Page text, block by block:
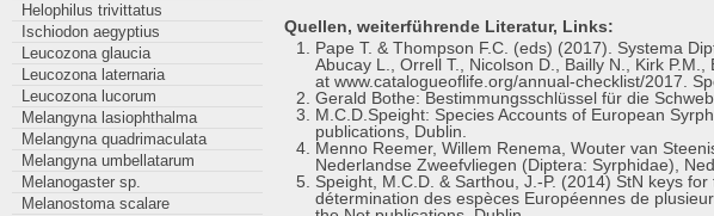
Quellen, weiterführende Literatur, Links:
Pape T. & Thompson F.C. (eds) (2017). Systema
Abucay L., Orrell T., Nicolson D., Bailly N., Kirk
at www.catalogueoflife.org/annual-checklist/2017.
Gerald Bothe: Bestimmungsschlüssel für die
M.C.D.Speight: Species Accounts of European
publications, Dublin.
Menno Reemer, Willem Renema, Wouter van
Nederlandse Zweefvliegen (Diptera: Syrphidae),
Speight, M.C.D. & Sarthou, J.-P. (2014) StN keys
détermination des espèces Européennes de
Helophilus trivittatus
Ischiodon aegyptius
Leucozona glaucia
Leucozona laternaria
Leucozona lucorum
Melangyna lasiophthalma
Melangyna quadrimaculata
Melangyna umbellatarum
Melanogaster sp.
Melanostoma scalare